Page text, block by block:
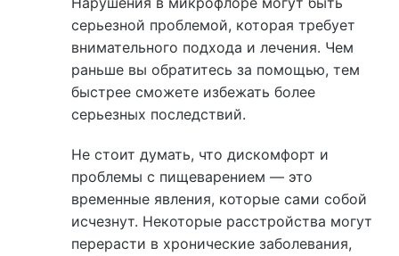
серьезной проблемой, которая требует
внимательного подхода и лечения. Чем
раньше вы обратитесь за помощью, тем
быстрее сможете избежать более
серьезных последствий.
Не стоит думать, что дискомфорт и
проблемы с пищеварением — это
временные явления, которые сами собой
исчезнут. Некоторые расстройства могут
перерасти в хронические заболевания,